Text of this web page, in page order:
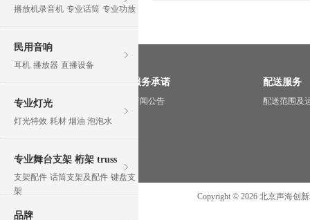
播放机录音机 专业话筒 专业功放
民用音响
耳机 播放器 直播设备
专业灯光
灯光特效 耗材 烟油 泡泡水
专业舞台支架 桁架 truss
支架配件 话筒支架及配件 键盘支
架
品牌
关于我们
企业资质
服务承诺
新闻公告
配送服务
配送范围及
Copyright © 2026 北京声海创